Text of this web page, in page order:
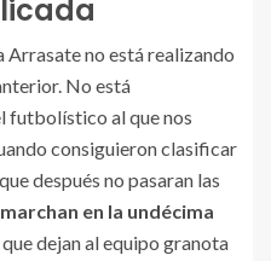
no está realizando
No está
futbolístico al que nos
consiguieron clasificar
después no pasaran las
marchan en la undécima
que dejan al equipo granota